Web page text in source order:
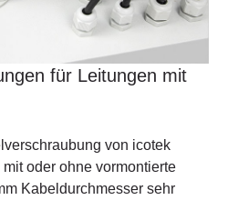
für Leitungen mit
von icotek
oder ohne vormontierte
Kabeldurchmesser sehr